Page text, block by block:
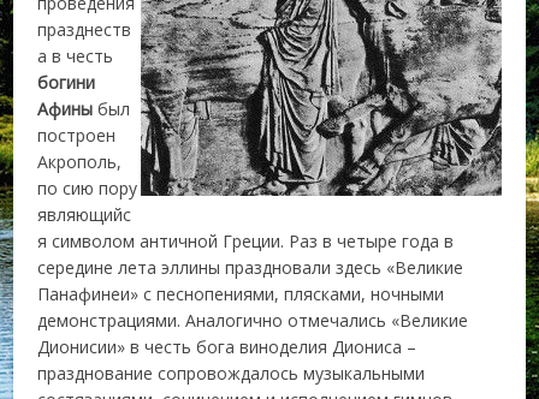
празднеств
а в честь
богини
Афины был
построен
Акрополь,
по сию пору
являющийс
я символом античной Греции. Раз в четыре года в
середине лета эллины праздновали здесь «Великие
Панафинеи» с песнопениями, плясками, ночными
демонстрациями. Аналогично отмечались «Великие
Дионисии» в честь бога виноделия Диониса –
празднование сопровождалось музыкальными